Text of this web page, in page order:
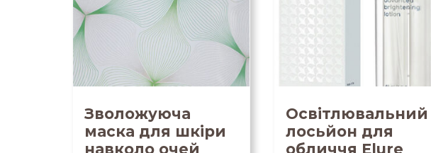
Зволожуюча
маска для шкіри
навколо очей
Освітлювальний
лосьйон для
обличчя Elure